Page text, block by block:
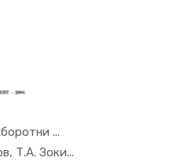
...
Т.А. Зоки...